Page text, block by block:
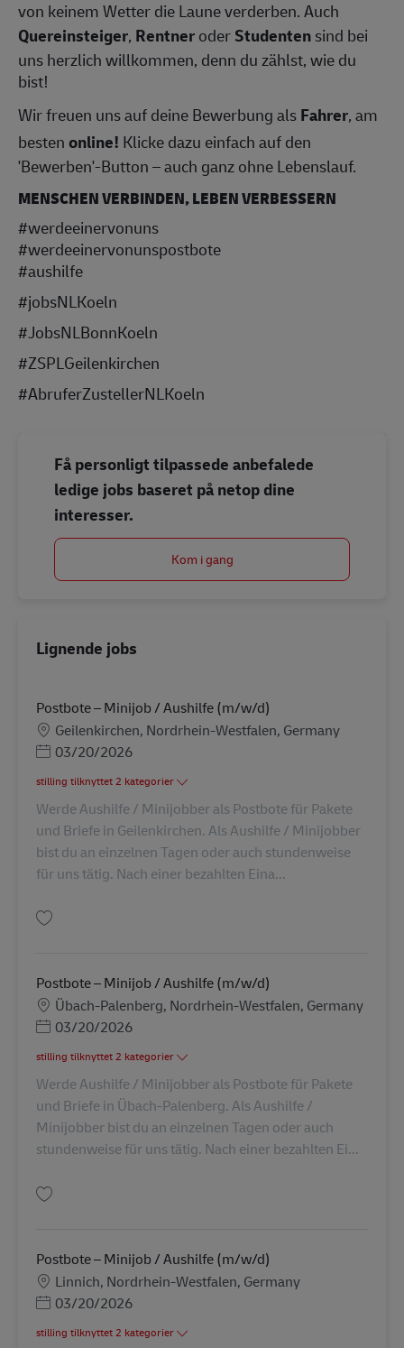
von keinem Wetter die Laune verderben. Auch
Quereinsteiger, RentneroderStudentensind bei
uns herzlich willkommen, denn du zählst, wie du
bist!
Wir freuen uns auf deine Bewerbung alsFahrer, am
bestenonline! Klicke dazu einfach auf den
'Bewerben'-Button – auch ganz ohne Lebenslauf.
MENSCHEN VERBINDEN, LEBEN VERBESSERN
#werdeeinervonuns
#werdeeinervonunspostbote
#aushilfe
#jobsNLKoeln
#JobsNLBonnKoeln
#ZSPLGeilenkirchen
#AbruferZustellerNLKoeln
Få personligt tilpassede anbefalede
ledige jobs baseret på netop dine
interesser.
Kom i gang
Lignende jobs
Postbote – Minijob / Aushilfe (m/w/d)
Lokation
Geilenkirchen, Nordrhein-Westfalen, Germany
Posted Date
03/20/2026
stilling tilknyttet 2 kategorier
Werde Aushilfe / Minijobber als Postbote für Pakete
und Briefe in Geilenkirchen. Als Aushilfe / Minijobber
bist du an einzelnen Tagen oder auch stundenweise
für uns tätig. Nach einer bezahlten Eina...
Postbote – Minijob / Aushilfe (m/w/d)
Lokation
Übach-Palenberg, Nordrhein-Westfalen, Germany
Posted Date
03/20/2026
stilling tilknyttet 2 kategorier
Werde Aushilfe / Minijobber als Postbote für Pakete
und Briefe in Übach-Palenberg. Als Aushilfe /
Minijobber bist du an einzelnen Tagen oder auch
stundenweise für uns tätig. Nach einer bezahlten Ei...
Postbote – Minijob / Aushilfe (m/w/d)
Lokation
Linnich, Nordrhein-Westfalen, Germany
Posted Date
03/20/2026
stilling tilknyttet 2 kategorier